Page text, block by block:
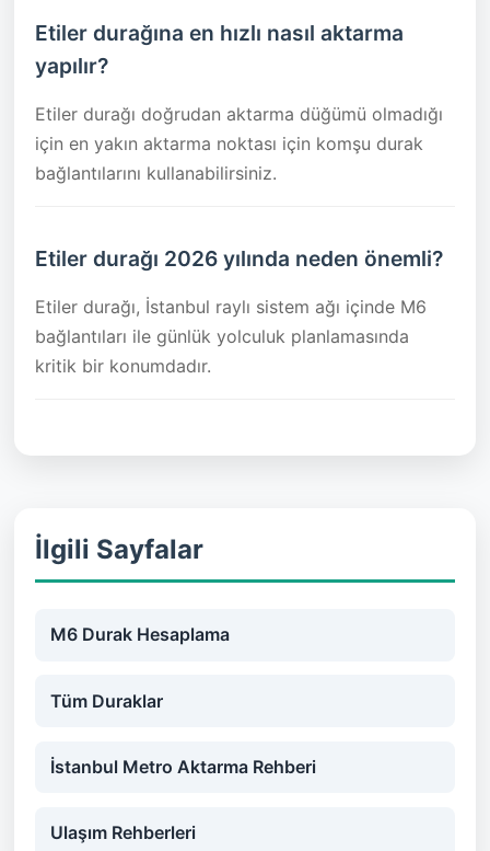
Etiler durağına en hızlı nasıl aktarma
yapılır?
Etiler durağı doğrudan aktarma düğümü olmadığı
için en yakın aktarma noktası için komşu durak
bağlantılarını kullanabilirsiniz.
Etiler durağı 2026 yılında neden önemli?
Etiler durağı, İstanbul raylı sistem ağı içinde M6
bağlantıları ile günlük yolculuk planlamasında
kritik bir konumdadır.
İlgili Sayfalar
M6 Durak Hesaplama
Tüm Duraklar
İstanbul Metro Aktarma Rehberi
Ulaşım Rehberleri